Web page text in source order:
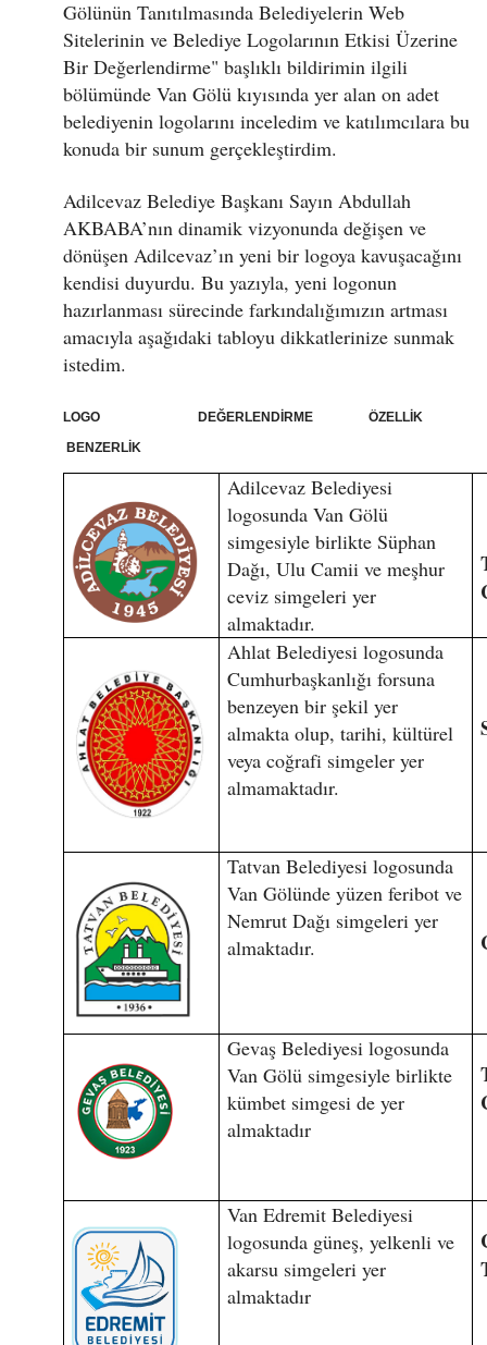
Gölünün Tanıtılmasında Belediyelerin Web
Sitelerinin ve Belediye Logolarının Etkisi Üzerine
Bir Değerlendirme" başlıklı bildirimin ilgili
bölümünde Van Gölü kıyısında yer alan on adet
belediyenin logolarını inceledim ve katılımcılara bu
konuda bir sunum gerçekleştirdim.
Adilcevaz Belediye Başkanı Sayın Abdullah
AKBABA’nın dinamik vizyonunda değişen ve
dönüşen Adilcevaz’ın yeni bir logoya kavuşacağını
kendisi duyurdu. Bu yazıyla, yeni logonun
hazırlanması sürecinde farkındalığımızın artması
amacıyla aşağıdaki tabloyu dikkatlerinize sunmak
istedim.
LOGO DEĞERLENDİRME ÖZELLİK
BENZERLİK
Adilcevaz Belediyesi
logosunda Van Gölü
simgesiyle birlikte Süphan
Dağı, Ulu Camii ve meşhur
ceviz simgeleri yer
almaktadır.
Ahlat Belediyesi logosunda
Cumhurbaşkanlığı forsuna
benzeyen bir şekil yer
almakta olup, tarihi, kültürel
veya coğrafi simgeler yer
almamaktadır.
Tatvan Belediyesi logosunda
Van Gölünde yüzen feribot ve
Nemrut Dağı simgeleri yer
almaktadır.
Gevaş Belediyesi logosunda
Van Gölü simgesiyle birlikte
kümbet simgesi de yer
almaktadır
Van Edremit Belediyesi
logosunda güneş, yelkenli ve
akarsu simgeleri yer
almaktadır